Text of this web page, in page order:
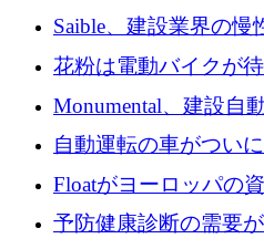
した創業者を生み出
Saible、建設業界の
対処するために 290
花粉は電動バイクが
ー交換ネットワーク
Monumental、建設自
リーズ B で 3,200 万
自動運転の車がつい
が世界をリードしよ
Floatがヨーロッパの
シリーズAで450万ユ
予防健康診断の需要